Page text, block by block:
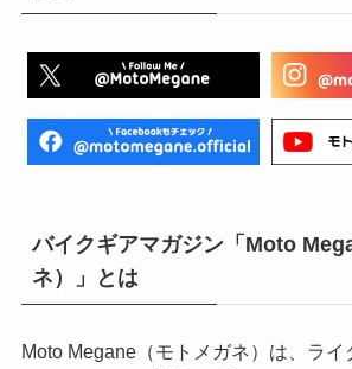
バイクギアマガジン「Moto
ネ）」とは
Moto Megane（モトメガネ）は、ラ